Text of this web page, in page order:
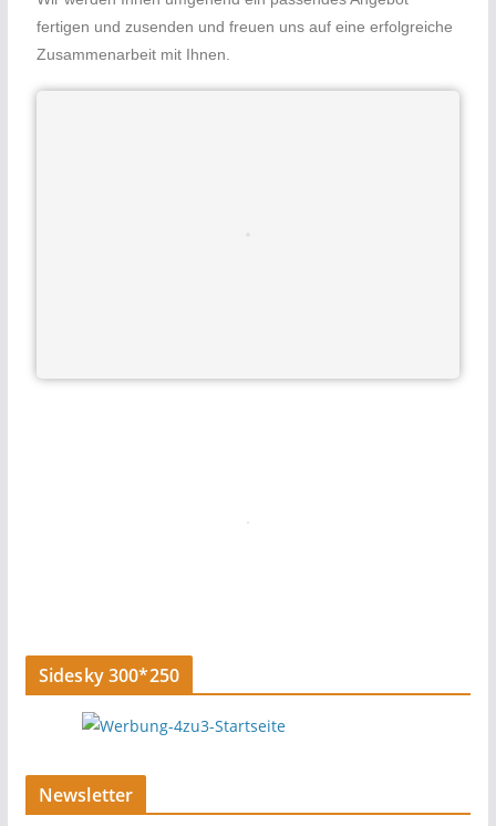
fertigen und zusenden und freuen uns auf eine erfolgreiche
Zusammenarbeit mit Ihnen.
Sidesky 300*250
Newsletter